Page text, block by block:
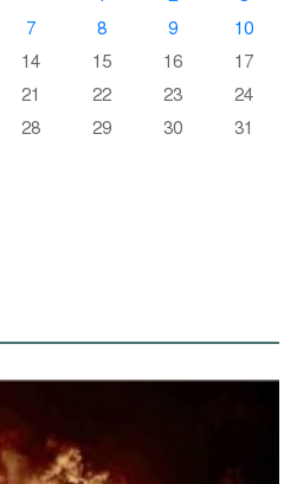
7 8 9
10
14 15 16
17
21 22 23
24
28 29 30
31